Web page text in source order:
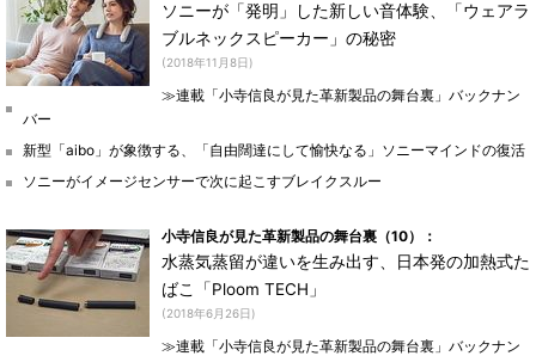
ソニーが「発明」した新しい音体験、「ウェアラ
ブルネックスピーカー」の秘密
(2018年11月8日)
≫連載「小寺信良が見た革新製品の舞台裏」バックナン
バー
新型「aibo」が象徴する、「自由闊達にして愉快なる」ソニーマインドの復活
ソニーがイメージセンサーで次に起こすブレイクスルー
小寺信良が見た革新製品の舞台裏（10）：
水蒸気蒸留が違いを生み出す、日本発の加熱式た
ばこ「Ploom TECH」
(2018年6月26日)
≫連載「小寺信良が見た革新製品の舞台裏」バックナン